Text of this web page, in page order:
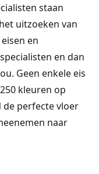
staan
uitzoeken van
en
en dan
Geen enkele eis
kleuren op
perfecte vloer
naar